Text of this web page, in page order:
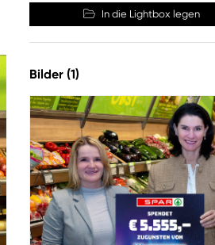
In die Lightbox legen
Bilder (1)